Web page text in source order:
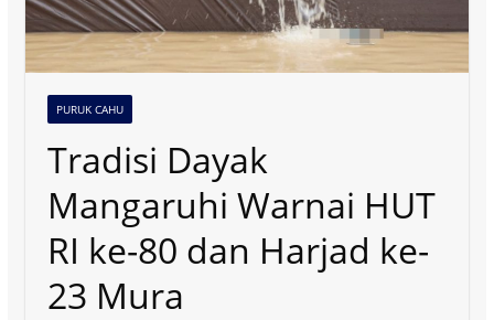
PURUK CAHU
Tradisi Dayak
Mangaruhi Warnai HUT
RI ke-80 dan Harjad ke-
23 Mura